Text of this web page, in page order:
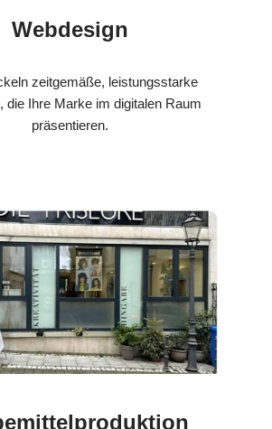
Webdesign
zeitgemäße, leistungsstarke
die Ihre Marke im digitalen Raum
präsentieren.